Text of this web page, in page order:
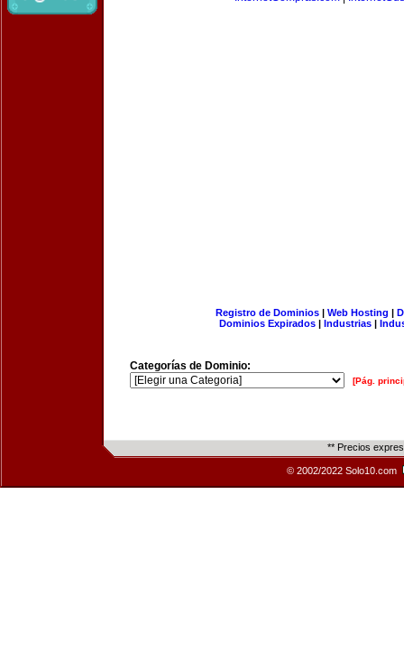
Registro de Dominios| Web Hosting |
Dominios Expirados | Industrias |
Categorías de Dominio:
[Pág.
** Precios
© 2002/2022 Solo10.com